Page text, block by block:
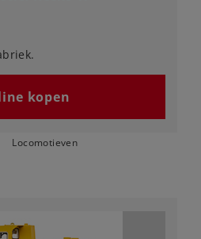
kopen
Locomotieven